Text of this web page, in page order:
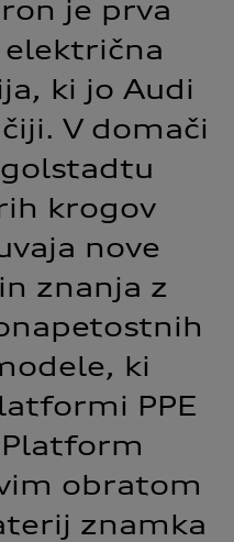
je prva
ki jo Audi
V domači
krogov
nove
znanja z
ki
PPE
obratom
znamka